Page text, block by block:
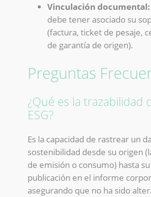
Vinculación documental:
debe tener asociado su
(factura, ticket de pesaje,
de garantía de origen).
Preguntas
¿Qué es la trazabilidad
ESG?
Es la capacidad de rastrear un
sostenibilidad desde su origen
de emisión o consumo) hasta su
publicación en el informe
asegurando que no ha sido